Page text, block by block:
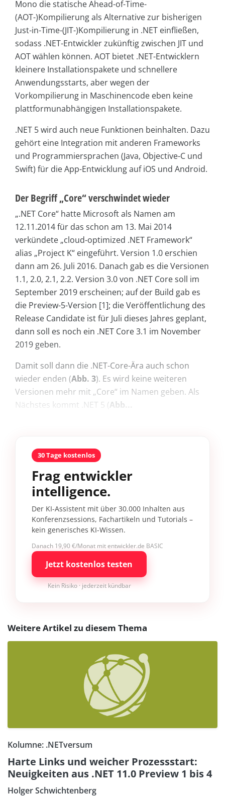
Mono die statische Ahead-of-Time-
(AOT-)Kompilierung als Alternative zur bisherigen
Just-in-Time-(JIT-)Kompilierung in .NET einfließen,
sodass .NET-Entwickler zukünftig zwischen JIT und
AOT wählen können. AOT bietet .NET-Entwicklern
kleinere Installationspakete und schnellere
Anwendungsstarts, aber wegen der
Vorkompilierung in Maschinencode eben keine
plattformunabhängigen Installationspakete.
.NET 5 wird auch neue Funktionen beinhalten. Dazu
gehört eine Integration mit anderen Frameworks
und Programmiersprachen (Java, Objective-C und
Swift) für die App-Entwicklung auf iOS und Android.
Der Begriff „Core“ verschwindet wieder
„.NET Core“ hatte Microsoft als Namen am
12.11.2014 für das schon am 13. Mai 2014
verkündete „cloud-optimized .NET Framework“
alias „Project K“ eingeführt. Version 1.0 erschien
dann am 26. Juli 2016. Danach gab es die Versionen
1.1, 2.0, 2.1, 2.2. Version 3.0 von .NET Core soll im
September 2019 erscheinen; auf der Build gab es
die Preview-5-Version [1]; die Veröffentlichung des
Release Candidate ist für Juli dieses Jahres geplant,
dann soll es noch ein .NET Core 3.1 im November
2019 geben.
Damit soll dann die .NET-Core-Ära auch schon
wieder enden (Abb. 3). Es wird keine weiteren
Versionen mehr mit „Core“ im Namen geben. Als
Nächstes kommt .NET 5 (Abb...
30 Tage kostenlos
Frag entwickler
intelligence.
Der KI-Assistent mit über 30.000 Inhalten aus
Konferenzsessions, Fachartikeln und Tutorials –
kein generisches KI-Wissen.
Danach 19,90 €/Monat mit entwickler.de BASIC
Jetzt kostenlos testen
Kein Risiko · jederzeit kündbar
Weitere Artikel zu diesem Thema
Kolumne: .NETversum
Harte Links und weicher Prozessstart:
Neuigkeiten aus .NET 11.0 Preview 1 bis 4
Holger Schwichtenberg